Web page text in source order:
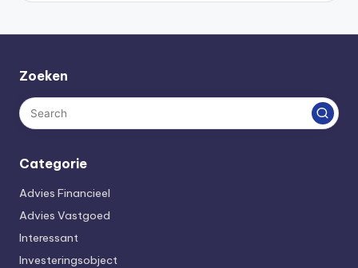
Zoeken
Categorie
Advies Financieel
Advies Vastgoed
Interessant
Investeringsobject